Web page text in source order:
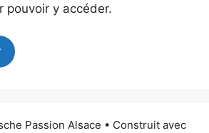
pouvoir y accéder.
Passion Alsace • Construit avec